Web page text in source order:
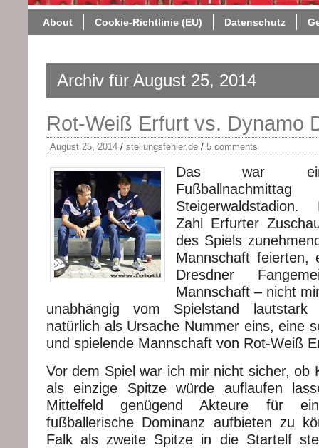
About Cookie-Richtlinie (EU) Datenschutz
Archiv für August 25, 2014
Rot-Weiß Erfurt vs. Dynamo
August 25, 2014 / stellungsfehler.de / 5 comments
Das war ein
Zahl Erfurter
des Spiels
Mannschaft feierten,
Dresdner
Mannschaft – nicht
unabhängig vom Spielstand lautstark
natürlich als Ursache Nummer eins, eine
und spielende Mannschaft von Rot-Weiß
Vor dem Spiel war ich mir nicht sicher, ob
als einzige Spitze würde auflaufen
Mittelfeld genügend Akteure für
fußballerische Dominanz aufbieten zu
Falk als zweite Spitze in die Startelf